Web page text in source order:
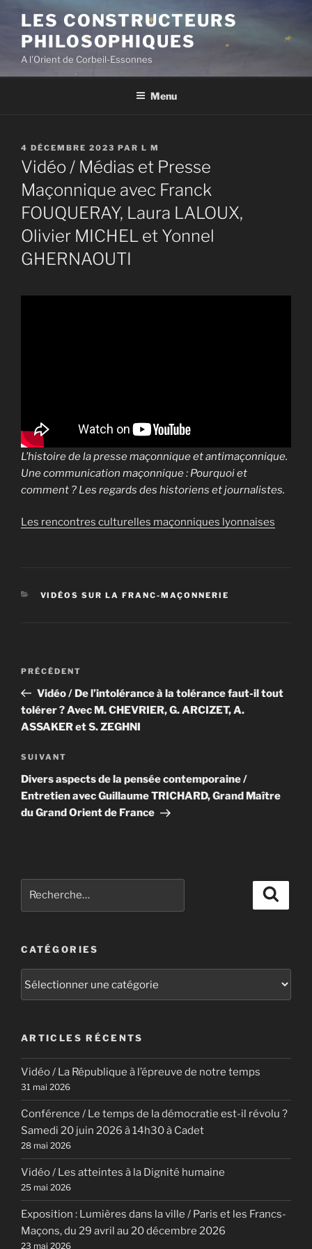
contenu
principal
LES CONSTRUCTEURS
PHILOSOPHIQUES
A l'Orient de Corbeil-Essonnes
Menu
PUBLIÉ
LE
4 DÉCEMBRE 2023 PAR L M
Vidéo / Médias et Presse
Maçonnique avec Franck
FOUQUERAY, Laura LALOUX,
Olivier MICHEL et Yonnel
GHERNAOUTI
L’histoire de la presse maçonnique et antimaçonnique.
Une communication maçonnique : Pourquoi et
comment ? Les regards des historiens et journalistes.
Les rencontres culturelles maçonniques lyonnaises
CATÉGORIES
VIDÉOS SUR LA FRANC-MAÇONNERIE
Navigation
l’article
Article
précédent
PRÉCÉDENT
Vidéo / De l’intolérance à la tolérance faut-il tout
tolérer ? Avec M. CHEVRIER, G. ARCIZET, A.
ASSAKER et S. ZEGHNI
Article
suivant
SUIVANT
Divers aspects de la pensée contemporaine /
Entretien avec Guillaume TRICHARD, Grand Maître
du Grand Orient de France
CATÉGORIES
ARTICLES RÉCENTS
Vidéo / La République à l’épreuve de notre temps
31 mai 2026
Conférence / Le temps de la démocratie est-il révolu ?
Samedi 20 juin 2026 à 14h30 à Cadet
28 mai 2026
Vidéo / Les atteintes à la Dignité humaine
25 mai 2026
Exposition : Lumières dans la ville / Paris et les Francs-
Maçons, du 29 avril au 20 décembre 2026
23 mai 2026